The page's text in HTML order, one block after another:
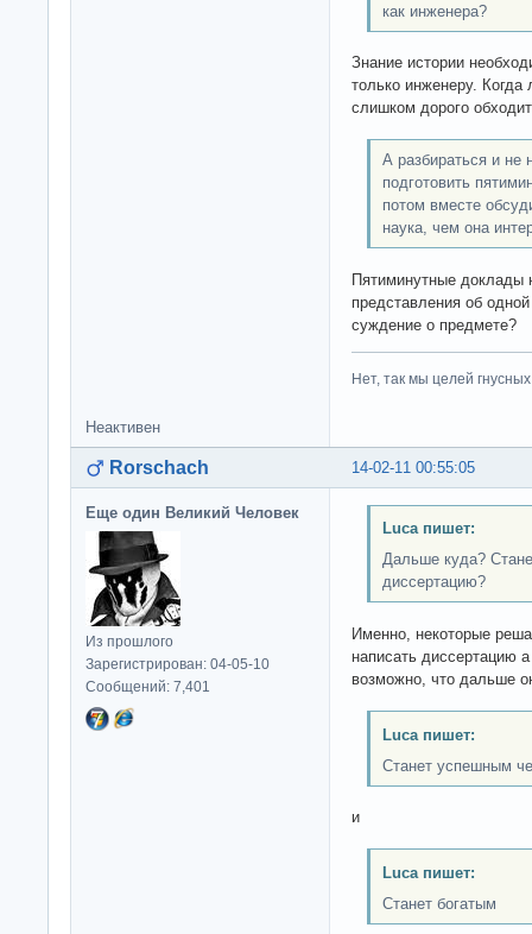
как инженера?
Знание истории
только инженеру.
слишком дорого
А разбираться и не
подготовить
потом вместе
наука, чем она
Пятиминутные доклады
представления об
суждение о предмете?
Нет, так мы целей
Неактивен
14-02-11 00:55:05
Rorschach
Еще один Великий Человек
Из прошлого
Зарегистрирован: 04-05-10
Сообщений: 7,401
Luca пишет:
Дальше куда?
диссертацию?
Именно, некоторые
написать диссертацию
возможно, что дальше
Luca пишет:
Станет успешным
и
Luca пишет:
Станет богатым